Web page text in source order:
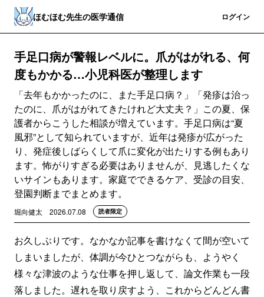
ほむほむ先生の医学通信 ログイン
手足口病が警報レベルに。爪がはがれる、何
度もかかる…小児科医が整理します
「去年もかかったのに、また手足口病？」「発疹は治っ
たのに、爪がはがれてきたけれど大丈夫？」この夏、保
護者からこうした相談が増えています。手足口病は“夏
風邪”として知られていますが、近年は発疹が広がった
り、発症後しばらくして爪に変化が出たりする例もあり
ます。怖がりすぎる必要はありませんが、見逃したくな
いサインもあります。家庭でできるケア、受診の目安、
登園判断までまとめます。
堀向健太 2026.07.08 読者限定
お久しぶりです。なかなか記事を書けなくて間が空いて
しまいましたが、体調が今ひとつながらも、ようやく
様々な津波のような仕事を押し返して、論文作業も一段
落しました。遅れを取り戻すよう、これからどんどん書